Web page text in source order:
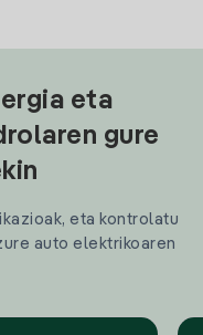
eta
gure
eta kontrolatu
auto elektrikoaren